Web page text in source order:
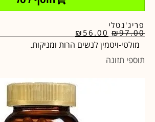
פריג'נטלי
₪97.00
₪ 56.00
מולטי-ויטמין לנשים הרות ומניקות.
תוספי תזונה